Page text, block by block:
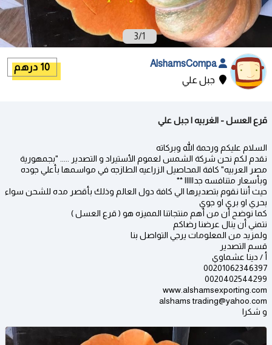
1
/
3
AlshamsCompa
جبل علي
10 درهم
قرع العسل - الغربيه | جبل علي
السلام عليكم ورحمة الله وبركاته
نقدم لكم نحن شركة الشمس لعموم الأستيراد و التصدير ..... "بجمهورية
مصر العربيه" كافة المحاصيل الزراعيه الطازجه في مواسمها بأعلي جوده
وبأسعار متنافسه جدااااا **
حيث أننا نقوم بتصديرها الي كافة دول العالم وذلك بأقصر مده للشحن سواء
بحري او بري او جوي
كما نوضح أن من أهم منتجاتنا المميزه هو ( قرع العسل )
نتمني أن ينال عرضنا رضاكم
ولمزيد من المعلومات يرجي التواصل بنا
قسم التصدير
أ / دينا عشماوي
00201062346397
0020402544299
www.alshamsexporting.com
alshams trading@yahoo.com
و شكرا